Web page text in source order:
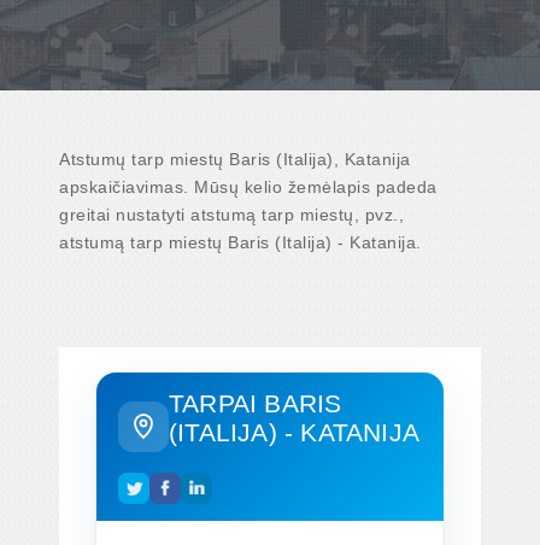
Atstumų tarp miestų Baris (Italija), Katanija
apskaičiavimas. Mūsų kelio žemėlapis padeda
greitai nustatyti atstumą tarp miestų, pvz.,
atstumą tarp miestų Baris (Italija) - Katanija.
TARPAI BARIS
(ITALIJA) - KATANIJA